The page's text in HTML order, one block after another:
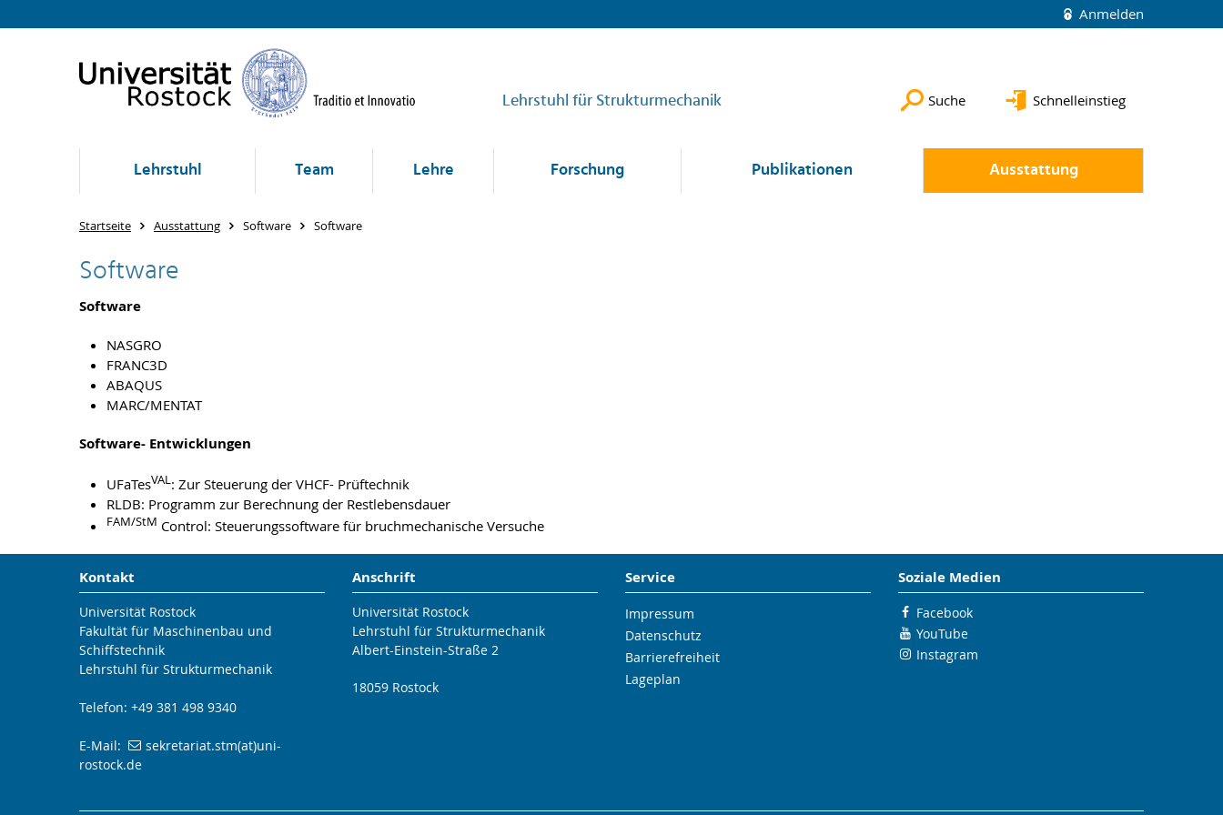
Anmelden
Lehrstuhl für Strukturmechanik Suche Schnelleinstieg
Lehrstuhl Team Lehre Forschung Publikationen Ausstattung
Startseite Ausstattung Software Software
Software
Software
NASGRO
FRANC3D
ABAQUS
MARC/MENTAT
Software- Entwicklungen
UFaTesVAL: Zur Steuerung der VHCF- Prüftechnik
RLDB: Programm zur Berechnung der Restlebensdauer
FAM/StM Control: Steuerungssoftware für bruchmechanische Versuche
Kontakt
Universität Rostock
Fakultät für Maschinenbau und
Schiffstechnik
Lehrstuhl für Strukturmechanik
Telefon: +49 381 498 9340
E-Mail:
sekretariat.stm(at)uni-
rostock.de
Anschrift
Universität Rostock
Lehrstuhl für Strukturmechanik
Albert-Einstein-Straße 2
18059 Rostock
Service
Impressum
Datenschutz
Barrierefreiheit
Lageplan
Soziale Medien
Facebook
YouTube
Instagram